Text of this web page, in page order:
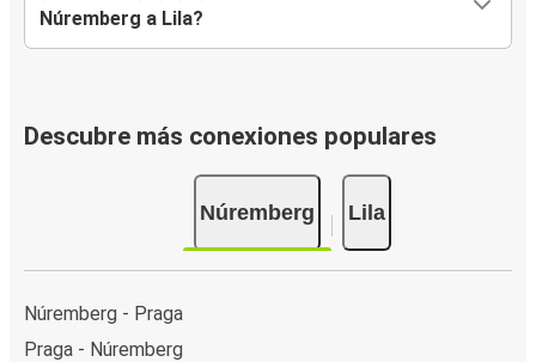
Núremberg a Lila?
Descubre más conexiones populares
Núremberg Lila
Núremberg - Praga
Praga - Núremberg